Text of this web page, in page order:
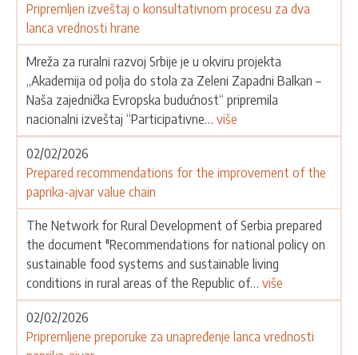
Pripremljen izveštaj o konsultativnom procesu za dva
lanca vrednosti hrane
Mreža za ruralni razvoj Srbije je u okviru projekta
„Akademija od polja do stola za Zeleni Zapadni Balkan –
Naša zajednička Evropska budućnost“ pripremila
nacionalni izveštaj “Participativne…više
02/02/2026
Prepared recommendations for the improvement of the
paprika-ajvar value chain
The Network for Rural Development of Serbia prepared
the document "Recommendations for national policy on
sustainable food systems and sustainable living
conditions in rural areas of the Republic of…više
02/02/2026
Pripremljene preporuke za unapređenje lanca vrednosti